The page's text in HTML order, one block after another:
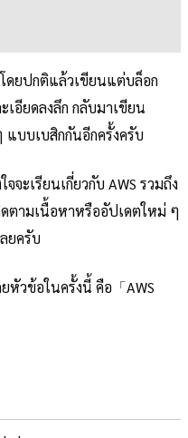
ดยปกติแล้วเขียนแต่บล็อก
เอียดลงลึก กลับมาเขียน
บบเบสิกกันอีกครั้งครับ
ะเรียนเกี่ยวกับ AWS รวมถึง
ตามเนื้อหาหรืออัปเดตใหม่ ๆ
ยครับ
หัวข้อในครั้งนี้ คือ「AWS